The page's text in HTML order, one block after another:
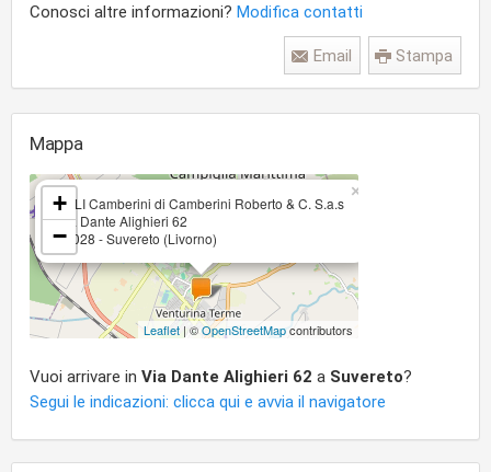
Conosci altre informazioni? Modifica contatti
Stampa
Email
Mappa
F.LLI Camberini di Camberini Roberto & C. S.a.s
Via Dante Alighieri 62
57028 - Suvereto (Livorno)
×
+
−
Leaflet | ©OpenStreetMapcontributors
Vuoi arrivare in Via Dante Alighieri 62 a Suvereto?
Segui le indicazioni: clicca qui e avvia il navigatore